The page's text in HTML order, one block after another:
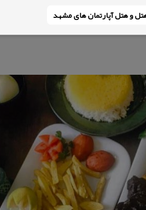
و هتل‌ آپارتمان های مشهد